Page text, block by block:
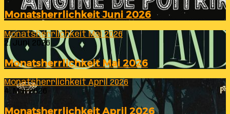
Monatsherrlichkeit Juni 2026
Monatsherrlichkeit Mai 2026
2. Juni 2026
Monatsherrlichkeit Mai 2026
Monatsherrlichkeit April 2026
4. Mai 2026
Monatsherrlichkeit April 2026